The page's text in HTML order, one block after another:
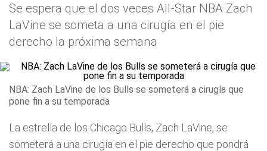
Se espera que el dos veces All-Star NBA Zach
LaVine se someta a una cirugía en el pie
derecho la próxima semana
NBA: Zach LaVine de los Bulls se someterá a cirugía que
pone fin a su temporada
La estrella de los Chicago Bulls, Zach LaVine, se
someterá a una cirugía en el pie derecho que pondrá